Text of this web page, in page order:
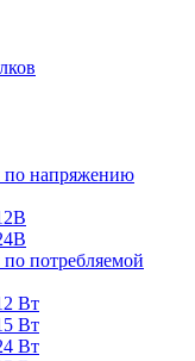
по напряжению
потребляемой
Вт
Вт
Вт